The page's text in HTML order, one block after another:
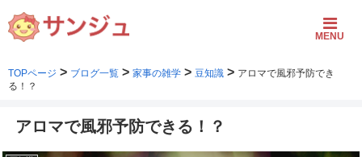
MENU
TOPページ > ブログ一覧 > 家事の雑学 > 豆知識 > アロマで風邪予防でき
る！？
アロマで風邪予防できる！？